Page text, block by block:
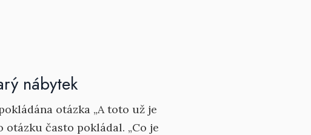
nábytek
otázka „A toto už je
otázku často pokládal. „Co je